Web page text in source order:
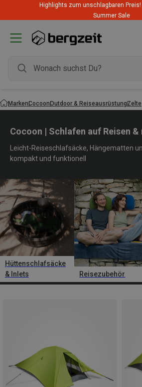
Highlights zum unschlagbaren Preis!
Summer Sale
MarkenCocoonOutdoor & ReiseausrüstungZelte
Cocoon | Schlafen auf Reisen &
Leicht-Reiseschlafsäcke, Hängematten
kompakt und funktionell
Hüttenschlafsäcke
& Inlets
Reisezubehör